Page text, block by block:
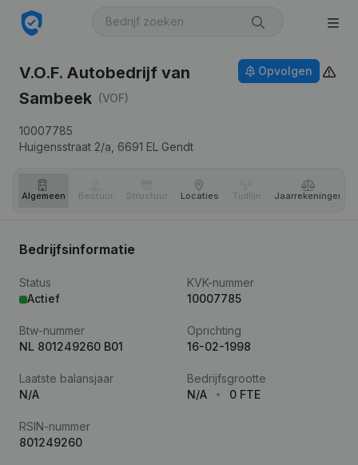
V.O.F. Autobedrijf van
Sambeek (VOF)
10007785
Huigensstraat 2/a, 6691 EL Gendt
Opvolgen
Algemeen Bestuur Structuur Locaties Tijdlijn Jaar­rekeningen
Bedrijfsinformatie
Status
Actief
KVK-nummer
10007785
Btw-nummer
NL 801249260 B01
Oprichting
16-02-1998
Laatste balansjaar
N/A
Bedrijfsgrootte
N/A
0 FTE
RSIN-nummer
801249260